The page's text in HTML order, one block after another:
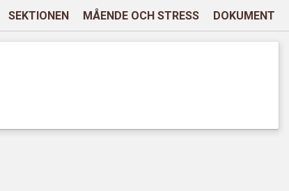
SEKTIONEN MÅENDE OCH STRESS DOKUMENT